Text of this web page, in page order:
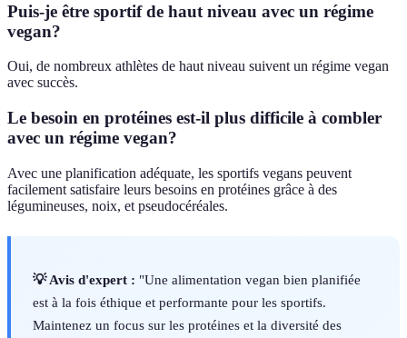
Puis-je être sportif de haut niveau avec un régime
vegan?
Oui, de nombreux athlètes de haut niveau suivent un régime vegan
avec succès.
Le besoin en protéines est-il plus difficile à combler
avec un régime vegan?
Avec une planification adéquate, les sportifs vegans peuvent
facilement satisfaire leurs besoins en protéines grâce à des
légumineuses, noix, et pseudocéréales.
💡 Avis d'expert : "Une alimentation vegan bien planifiée
est à la fois éthique et performante pour les sportifs.
Maintenez un focus sur les protéines et la diversité des